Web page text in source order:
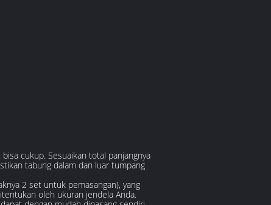
cukup. Sesuaikan total panjangnya
tabung dalam dan luar tumpang
2 set untuk pemasangan), yang
oleh ukuran jendela Anda.